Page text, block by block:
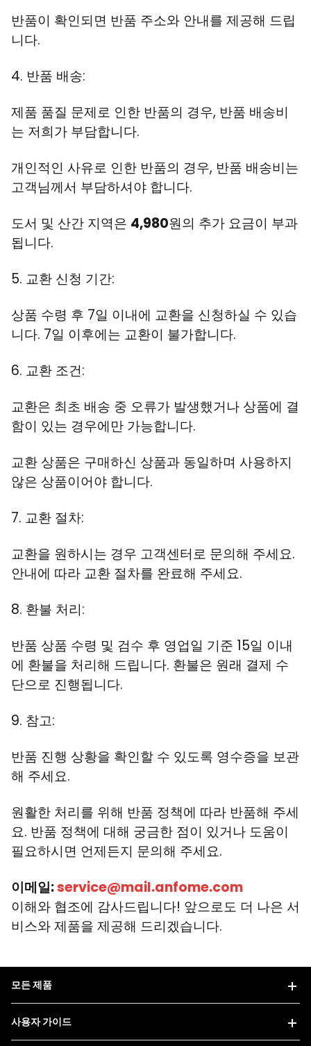
반품이 확인되면 반품 주소와 안내를 제공해 드립
니다.
4. 반품 배송:
제품 품질 문제로 인한 반품의 경우, 반품 배송비
는 저희가 부담합니다.
개인적인 사유로 인한 반품의 경우, 반품 배송비는
고객님께서 부담하셔야 합니다.
도서 및 산간 지역은 4,980원의 추가 요금이 부과
됩니다.
5. 교환 신청 기간:
상품 수령 후 7일 이내에 교환을 신청하실 수 있습
니다. 7일 이후에는 교환이 불가합니다.
6. 교환 조건:
교환은 최초 배송 중 오류가 발생했거나 상품에 결
함이 있는 경우에만 가능합니다.
교환 상품은 구매하신 상품과 동일하며 사용하지
않은 상품이어야 합니다.
7. 교환 절차:
교환을 원하시는 경우 고객센터로 문의해 주세요.
안내에 따라 교환 절차를 완료해 주세요.
8. 환불 처리:
반품 상품 수령 및 검수 후 영업일 기준 15일 이내
에 환불을 처리해 드립니다. 환불은 원래 결제 수
단으로 진행됩니다.
9. 참고:
반품 진행 상황을 확인할 수 있도록 영수증을 보관
해 주세요.
원활한 처리를 위해 반품 정책에 따라 반품해 주세
요. 반품 정책에 대해 궁금한 점이 있거나 도움이
필요하시면 언제든지 문의해 주세요.
이메일:service@mail.anfome.com
이해와 협조에 감사드립니다! 앞으로도 더 나은 서
비스와 제품을 제공해 드리겠습니다.
모든 제품
사용자 가이드